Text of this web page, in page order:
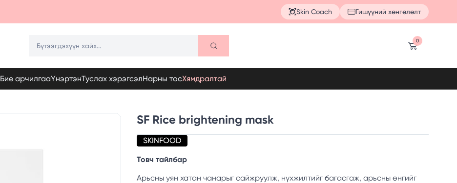
Skin Coach Гишүүний хөнгөлөлт
0
Бие арчилгааҮнэртэнТуслах хэрэгсэлНарны тосХямдралтай
SF Rice brightening mask
SKINFOOD
Товч тайлбар
Арьсны уян хатан чанарыг сайжруулж, нүхжилтийг багасгаж, арьсны өнгийг